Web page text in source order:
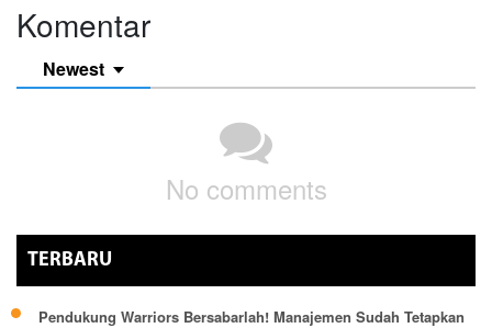
Komentar
Newest
No comments
TERBARU
Pendukung Warriors Bersabarlah! Manajemen Sudah Tetapkan